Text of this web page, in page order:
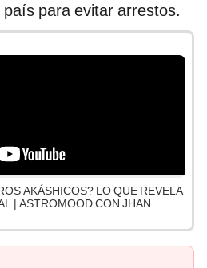
para evitar arrestos.
AKÁSHICOS? LO QUE REVELA
| ASTROMOOD CON JHAN